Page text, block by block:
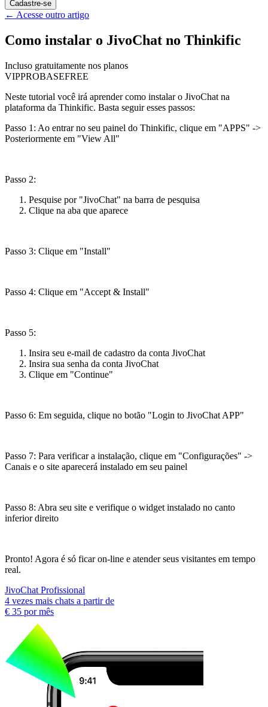
Cadastre-se
← Acesse outro artigo
Como instalar o JivoChat no Thinkific
Incluso gratuitamente nos planos
VIPPROBASEFREE
Neste tutorial você irá aprender como instalar o JivoChat na
plataforma da Thinkific. Basta seguir esses passos:
Passo 1: Ao entrar no seu painel do Thinkific, clique em "APPS" ->
Posteriormente em "View All"
Passo 2:
Pesquise por "JivoChat" na barra de pesquisa
Clique na aba que aparece
Passo 3: Clique em "Install"
Passo 4: Clique em "Accept & Install"
Passo 5:
Insira seu e-mail de cadastro da conta JivoChat
Insira sua senha da conta JivoChat
Clique em "Continue"
Passo 6: Em seguida, clique no botão "Login to JivoChat APP"
Passo 7: Para verificar a instalação, clique em "Configurações" ->
Canais e o site aparecerá instalado em seu painel
Passo 8: Abra seu site e verifique o widget instalado no canto
inferior direito
Pronto! Agora é só ficar on-line e atender seus visitantes em tempo
real.
JivoChat Profissional
4 vezes mais chats a partir de
€ 35 por mês